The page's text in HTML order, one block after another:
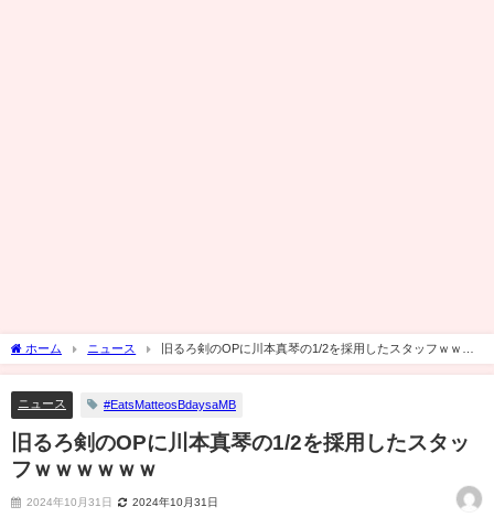
ホーム ニュース
旧るろ剣のOPに川本真琴の1/2を採用したスタッフｗｗｗ
ｗｗｗ
ニュース #EatsMatteosBdaysaMB
旧るろ剣のOPに川本真琴の1/2を採用したスタッ
フｗｗｗｗｗｗ
2024年10月31日 2024年10月31日